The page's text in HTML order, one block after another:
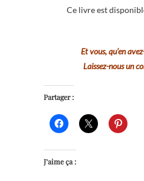
Ce livre est
Et vous, qu’en
Laissez-nous un
Partager :
J’aime ça :